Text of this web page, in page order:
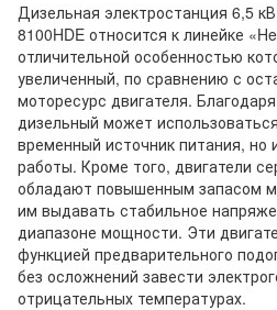
Дизельная электростанция 6,5
8100HDE относится к линейке
отличительной особенностью
увеличенный, по сравнению с
моторесурс двигателя.
дизельный может
временный источник питания, но
работы. Кроме того, двигатели
обладают повышенным запасом
им выдавать стабильное
диапазоне мощности. Эти
функцией предварительного
без осложнений завести
отрицательных температурах.